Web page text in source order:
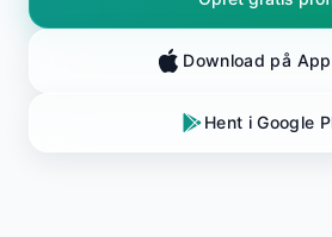
Download på
Hent i Google